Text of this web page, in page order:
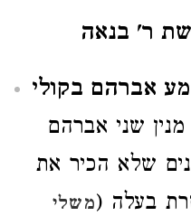
ר' בנאה
אברהם בקולי
שני אברהם
שלא הכיר את
בעלה (משלי